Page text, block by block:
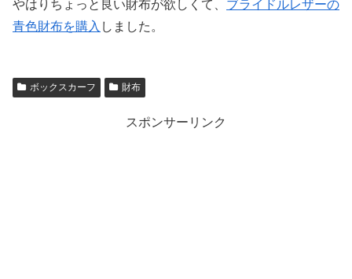
やはりちょっと良い財布が欲しくて、 ブライドルレザーの
青色財布を購入 しました。
ボックスカーフ 財布
スポンサーリンク